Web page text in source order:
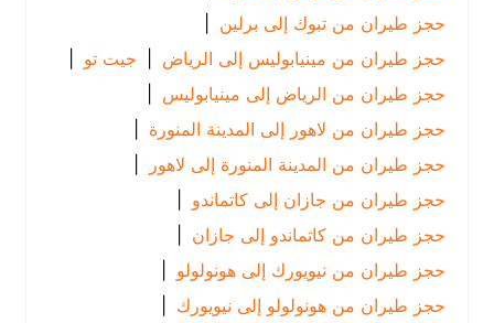
حجز طيران من تبوك إلى برلين |
حجز طيران من مينيابوليس إلى الرياض
| جيت تو |
حجز طيران من الرياض إلى مينيابوليس |
حجز طيران من لاهور إلى المدينة المنورة |
حجز طيران من المدينة المنورة إلى لاهور |
حجز طيران من جازان إلى كاتماندو |
حجز طيران من كاتماندو إلى جازان
|
حجز طيران من نيويورك إلى هونولولو |
حجز طيران من هونولولو إلى نيويورك |